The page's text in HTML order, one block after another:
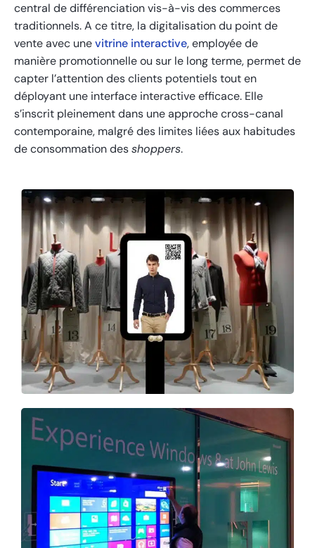
central de différenciation vis-à-vis des commerces
traditionnels. A ce titre, la digitalisation du point de
vente avec unevitrine interactive, employée de
manière promotionnelle ou sur le long terme, permet de
capter l’attention des clients potentiels tout en
déployant une interface interactive efficace. Elle
s’inscrit pleinement dans une approche cross-canal
contemporaine, malgré des limites liées aux habitudes
de consommation desshoppers.